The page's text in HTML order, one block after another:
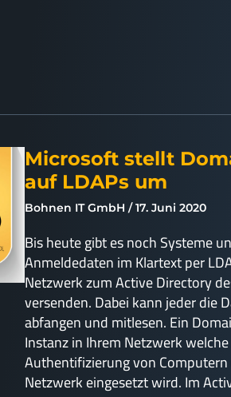
Microsoft stellt
auf LDAPs um
Bohnen IT GmbH 17. Juni 2020
Bis heute gibt es noch Systeme
Anmeldedaten im Klartext per
Netzwerk zum Active Directory
versenden. Dabei kann jeder die
abfangen und mitlesen. Ein
Instanz in Ihrem Netzwerk
Authentifizierung von
Netzwerk eingesetzt wird. Im